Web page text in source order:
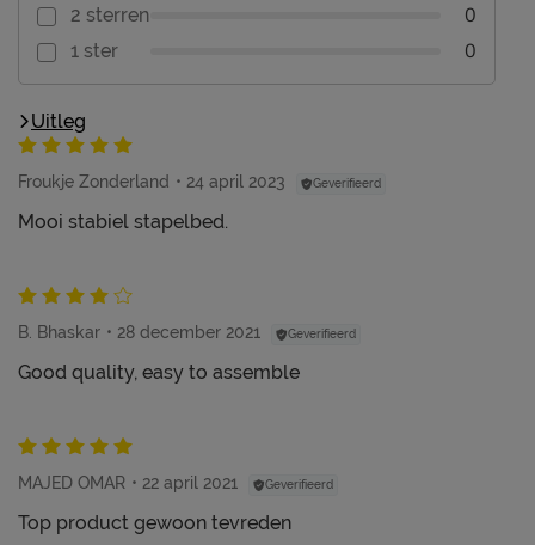
2 sterren 0
1 ster 0
Uitleg
Froukje Zonderland 24 april 2023 Geverifieerd
Mooi stabiel stapelbed.
B. Bhaskar 28 december 2021 Geverifieerd
Good quality, easy to assemble
MAJED OMAR 22 april 2021 Geverifieerd
Top product gewoon tevreden